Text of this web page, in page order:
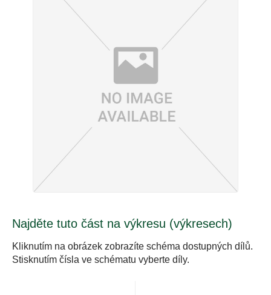
Najděte tuto část na výkresu (výkresech)
Kliknutím na obrázek zobrazíte schéma dostupných dílů.
Stisknutím čísla ve schématu vyberte díly.